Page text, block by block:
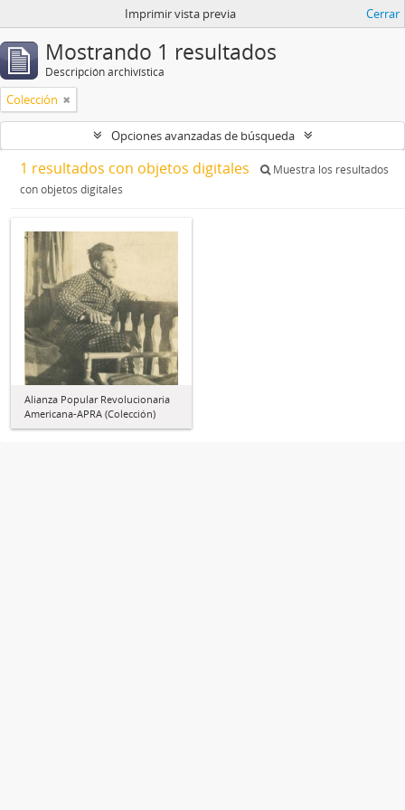
Imprimir vista previa Cerrar
Mostrando 1 resultados
Descripción archivística
Colección
Opciones avanzadas de búsqueda
1 resultados con objetos digitales
Muestra los resultados
con objetos digitales
Alianza Popular Revolucionaria
Americana-APRA (Colección)